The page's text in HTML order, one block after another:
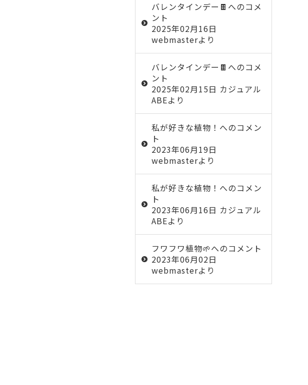
バレンタインデー🍫 へのコメ
ント
2025年02月16日
webmasterより
バレンタインデー🍫 へのコメ
ント
2025年02月15日 カジュアル
ABEより
私が好きな植物！ へのコメン
ト
2023年06月19日
webmasterより
私が好きな植物！ へのコメン
ト
2023年06月16日 カジュアル
ABEより
フワフワ植物🌱へのコメント
2023年06月02日
webmasterより